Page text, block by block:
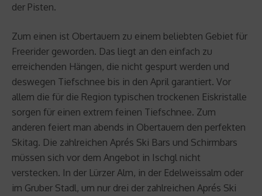
der Pisten.
Zum einen ist Obertauern zu einem beliebten Gebiet für
Freerider geworden. Das liegt an den einfach zu
erreichenden Hängen, die nicht gespurt werden und
deswegen Tiefschnee bis in den April garantiert. Vor
allem die für die Region typischen trockenen Eiskristalle
sorgen für einen extrem feinen Tiefschnee. Zum
anderen feiert man abends in Obertauern den perfekten
Skitag. Die zahlreichen Aprés Ski Bars und Schirmbars
müssen sich vor dem Angebot in Ischgl nicht
verstecken. In der Lürzer Alm, in der Edelweissalm oder
im Gruber Stadl, um nur drei der zahlreichen Aprés Ski